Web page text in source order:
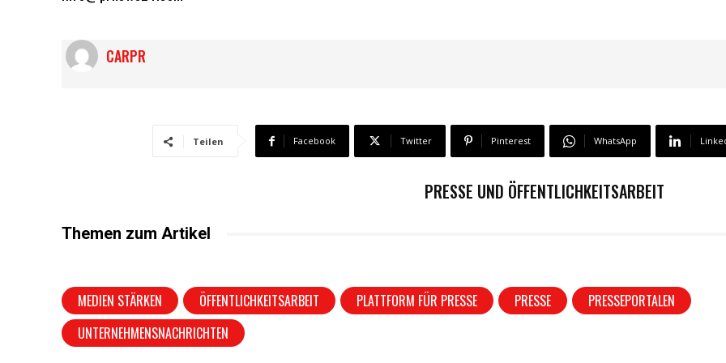
CARPR
Teilen Facebook Twitter Pinterest WhatsApp
PRESSE UND ÖFFENTLICHKEITSARBEIT
Themen zum Artikel
MEDIEN STÄRKEN ÖFFENTLICHKEITSARBEIT PLATTFORM FÜR PRESSE PRESSE
PRESSEPORTALEN
UNTERNEHMENSNACHRICHTEN